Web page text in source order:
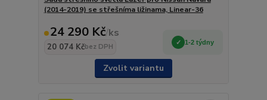
(2014-2019) se střešníma ližinama, Linear-36
24 290 Kč/ks
20 074 Kčbez DPH
1-2 týdny
Zvolit variantu